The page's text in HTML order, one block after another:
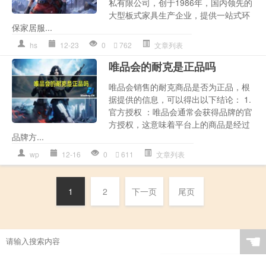
私有限公司，创于1986年，国内领先的
大型板式家具生产企业，提供一站式环
保家居服...
hs 12-23 0 762 文章列表
唯品会的耐克是正品吗
唯品会销售的耐克商品是否为正品，根
据提供的信息，可以得出以下结论： 1.
官方授权 ：唯品会通常会获得品牌的官
方授权，这意味着平台上的商品是经过
品牌方...
wp 12-16 0 611 文章列表
1 2 下一页 尾页
☚